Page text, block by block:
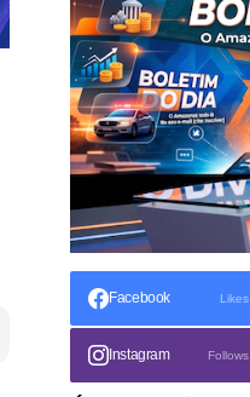
Facebook Likes
Instagram Follows